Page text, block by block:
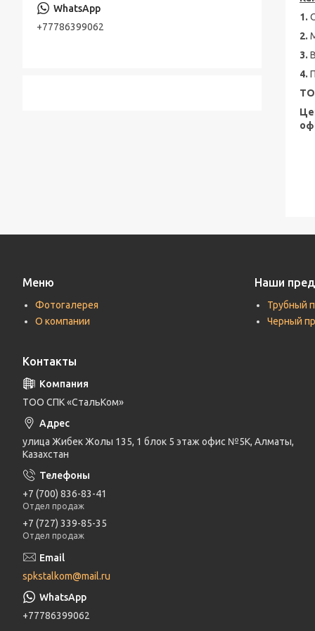
1.
2.
3.
4.
Стальная лента
Консольно-моноблочные насосы
Шестерённые насосы
+77786399062
Меню
Фотогалерея
О компании
Наши
Трубный
Черный
Контакты
ТОО СПК «СтальКом»
улица Жибек Жолы 135, 1 блок 5 этаж офис №5К, Алматы,
Казахстан
+7 (700) 836-83-41
Отдел продаж
+7 (727) 339-85-35
Отдел продаж
spkstalkom@mail.ru
+77786399062